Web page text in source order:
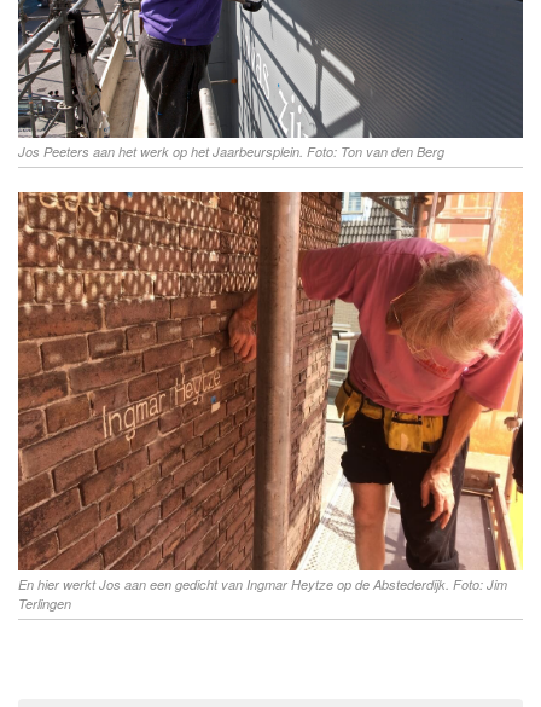
Jos Peeters aan het werk op het Jaarbeursplein. Foto: Ton van den Berg
En hier werkt Jos aan een gedicht van Ingmar Heytze op de Abstederdijk. Foto: Jim
Terlingen